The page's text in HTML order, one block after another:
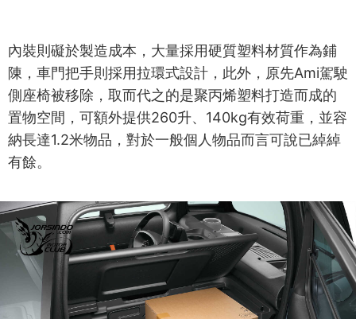
內裝則礙於製造成本，大量採用硬質塑料材質作為鋪
陳，車門把手則採用拉環式設計，此外，原先Ami駕駛
側座椅被移除，取而代之的是聚丙烯塑料打造而成的
置物空間，可額外提供260升、140kg有效荷重，並容
納長達1.2米物品，對於一般個人物品而言可說已綽綽
有餘。